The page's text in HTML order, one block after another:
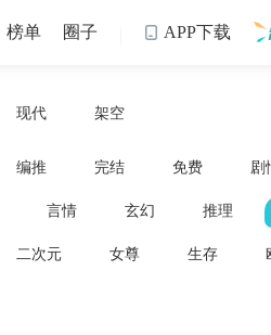
榜单 圈子  APP下载
现代 架空
编推 完结 免费 剧
言情 玄幻 推理
二次元 女尊 生存